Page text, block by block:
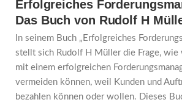
Erfolgreiches
Das Buch von Rudolf H
In seinem Buch „Erfolgreiches
stellt sich Rudolf H Müller die Frage, wie
mit einem erfolgreichen
vermeiden können, weil Kunden und
bezahlen können oder wollen. Dieses